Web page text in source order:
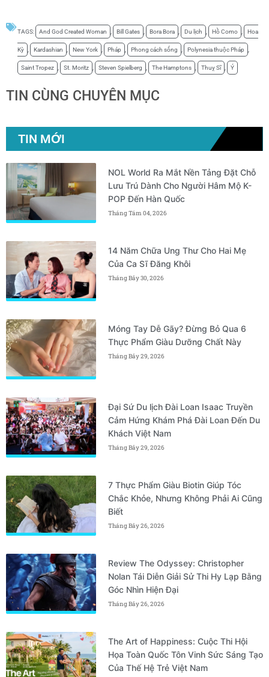
TAGS: And God Created Woman Bill Gates Bora Bora Du lịch Hồ Como Hoa
Kỳ Kardashian New York Pháp Phong cách sống Polynesia thuộc Pháp
Saint Tropez St. Moritz Steven Spielberg The Hamptons Thuỵ Sĩ Ý
TIN CÙNG CHUYÊN MỤC
TIN MỚI
NOL World Ra Mắt Nền Tảng Đặt Chỗ
Lưu Trú Dành Cho Người Hâm Mộ K-
POP Đến Hàn Quốc
Tháng Tám 04, 2026
14 Năm Chữa Ung Thư Cho Hai Mẹ
Của Ca Sĩ Đăng Khôi
Tháng Bảy 30, 2026
Móng Tay Dễ Gãy? Đừng Bỏ Qua 6
Thực Phẩm Giàu Dưỡng Chất Này
Tháng Bảy 29, 2026
Đại Sứ Du lịch Đài Loan Isaac Truyền
Cảm Hứng Khám Phá Đài Loan Đến Du
Khách Việt Nam
Tháng Bảy 29, 2026
7 Thực Phẩm Giàu Biotin Giúp Tóc
Chắc Khỏe, Nhưng Không Phải Ai Cũng
Biết
Tháng Bảy 26, 2026
Review The Odyssey: Christopher
Nolan Tái Diễn Giải Sử Thi Hy Lạp Bằng
Góc Nhìn Hiện Đại
Tháng Bảy 26, 2026
The Art of Happiness: Cuộc Thi Hội
Họa Toàn Quốc Tôn Vinh Sức Sáng Tạo
Của Thế Hệ Trẻ Việt Nam